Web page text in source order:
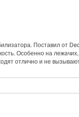
Поставил от
Особенно на
отлично и не